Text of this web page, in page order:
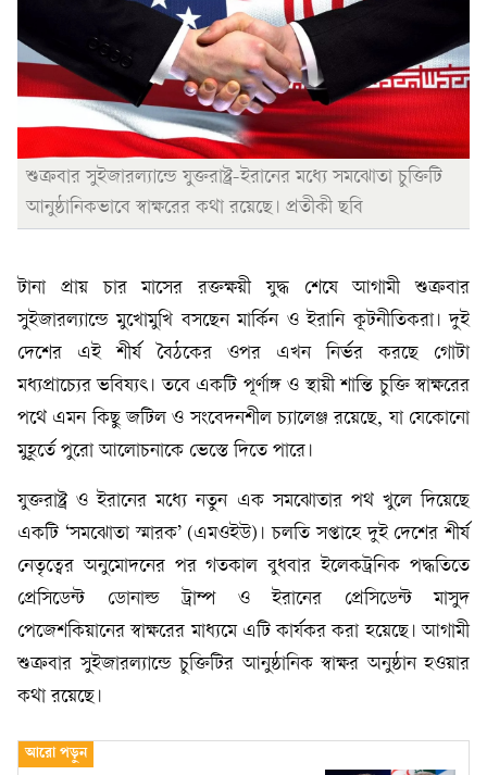
শুক্রবার সুইজারল্যান্ডে যুক্তরাষ্ট্র-ইরানের মধ্যে সমঝোতা চুক্তিটি
আনুষ্ঠানিকভাবে স্বাক্ষরের কথা রয়েছে। প্রতীকী ছবি
টানা প্রায় চার মাসের রক্তক্ষয়ী যুদ্ধ শেষে আগামী শুক্রবার
সুইজারল্যান্ডে মুখোমুখি বসছেন মার্কিন ও ইরানি কূটনীতিকরা। দুই
দেশের এই শীর্ষ বৈঠকের ওপর এখন নির্ভর করছে গোটা
মধ্যপ্রাচ্যের ভবিষ্যৎ। তবে একটি পূর্ণাঙ্গ ও স্থায়ী শান্তি চুক্তি স্বাক্ষরের
পথে এমন কিছু জটিল ও সংবেদনশীল চ্যালেঞ্জ রয়েছে, যা যেকোনো
মুহূর্তে পুরো আলোচনাকে ভেস্তে দিতে পারে।
যুক্তরাষ্ট্র ও ইরানের মধ্যে নতুন এক সমঝোতার পথ খুলে দিয়েছে
একটি ‘সমঝোতা স্মারক’ (এমওইউ)। চলতি সপ্তাহে দুই দেশের শীর্ষ
নেতৃত্বের অনুমোদনের পর গতকাল বুধবার ইলেকট্রনিক পদ্ধতিতে
প্রেসিডেন্ট ডোনাল্ড ট্রাম্প ও ইরানের প্রেসিডেন্ট মাসুদ
পেজেশকিয়ানের স্বাক্ষরের মাধ্যমে এটি কার্যকর করা হয়েছে। আগামী
শুক্রবার সুইজারল্যান্ডে চুক্তিটির আনুষ্ঠানিক স্বাক্ষর অনুষ্ঠান হওয়ার
কথা রয়েছে।